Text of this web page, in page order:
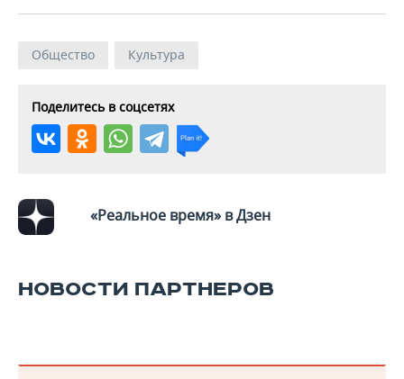
Общество Культура
Поделитесь в соцсетях
«Реальное время» в Дзен
НОВОСТИ ПАРТНЕРОВ